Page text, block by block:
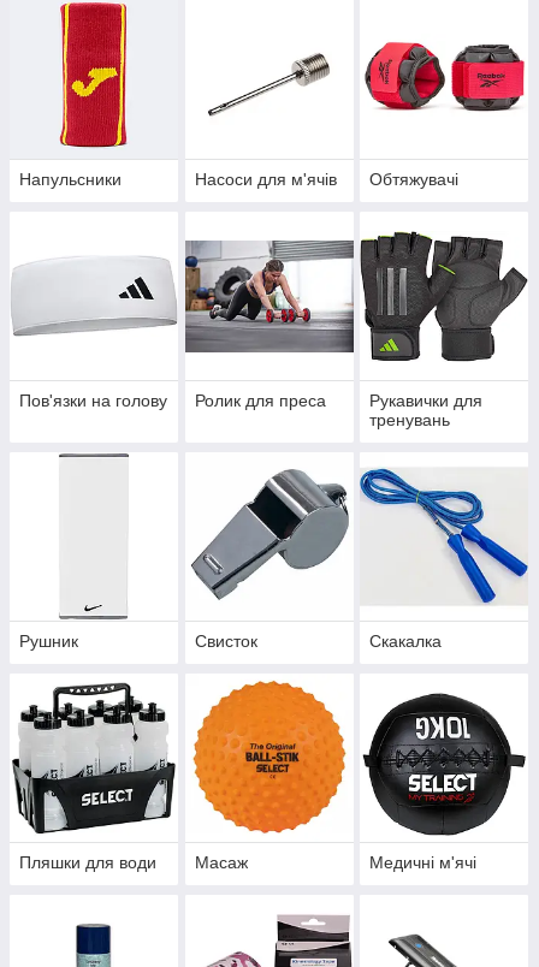
Напульсники Насоси для м'ячів Обтяжувачі
Пов'язки на голову Ролик для преса
Рукавички для
тренувань
Рушник Свисток Скакалка
Пляшки для води Масаж Медичні м'ячі